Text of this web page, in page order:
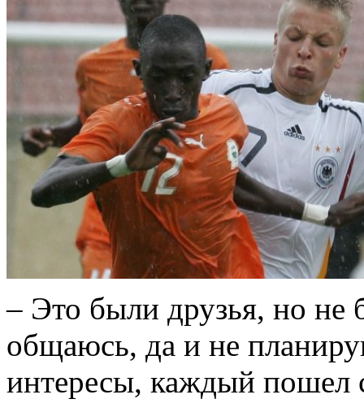
– Это были друзья, но не
общаюсь, да и не
интересы, каждый пошел